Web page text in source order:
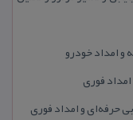
فوری
و امداد فوری